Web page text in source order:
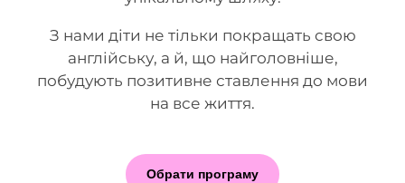
З нами діти не тільки покращать свою
англійську, а й, що найголовніше,
побудують позитивне ставлення до мови
на все життя.
Обрати програму